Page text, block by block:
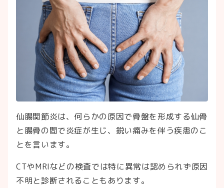
仙腸関節炎は、何らかの原因で骨盤を形成する仙骨
と腸骨の間で炎症が生じ、鋭い痛みを伴う疾患のこ
とを言います。
CTやMRIなどの検査では特に異常は認められず原因
不明と診断されることもあります。